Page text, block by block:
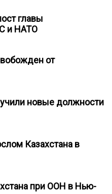
главы
и НАТО
от
новые должности
Казахстана в
при ООН в Нью-